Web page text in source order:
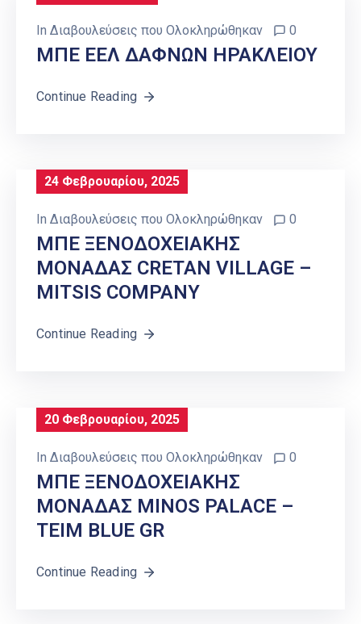
In Διαβουλεύσεις που Ολοκληρώθηκαν 0
ΜΠΕ ΕΕΛ ΔΑΦΝΩΝ ΗΡΑΚΛΕΙΟΥ
Continue Reading
24 Φεβρουαρίου, 2025
In Διαβουλεύσεις που Ολοκληρώθηκαν 0
ΜΠΕ ΞΕΝΟΔΟΧΕΙΑΚΗΣ
ΜΟΝΑΔΑΣ CRETAN VILLAGE –
MITSIS COMPANY
Continue Reading
20 Φεβρουαρίου, 2025
In Διαβουλεύσεις που Ολοκληρώθηκαν 0
ΜΠΕ ΞΕΝΟΔΟΧΕΙΑΚΗΣ
ΜΟΝΑΔΑΣ ΜΙΝΟS PALACE –
TEIM BLUE GR
Continue Reading